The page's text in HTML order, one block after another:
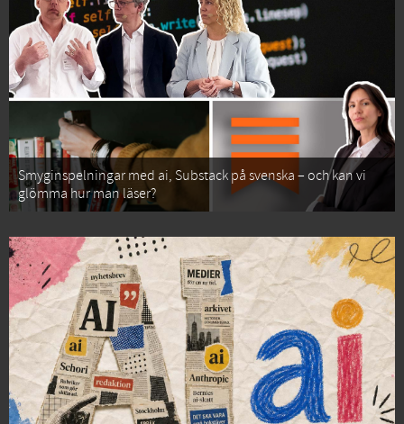
Smyginspelningar med ai, Substack på svenska – och kan vi
glömma hur man läser?